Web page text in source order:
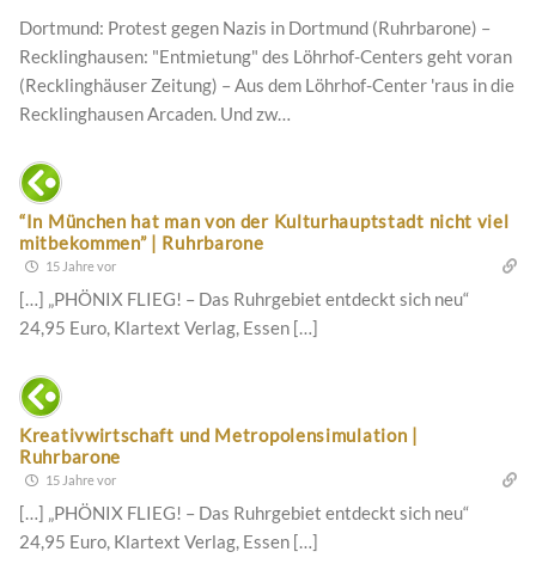
Dortmund: Protest gegen Nazis in Dortmund (Ruhrbarone) –
Recklinghausen: "Entmietung" des Löhrhof-Centers geht voran
(Recklinghäuser Zeitung) – Aus dem Löhrhof-Center 'raus in die
Recklinghausen Arcaden. Und zw…
“In München hat man von der Kulturhauptstadt nicht viel
mitbekommen” | Ruhrbarone
15 Jahre vor
[…] „PHÖNIX FLIEG! – Das Ruhrgebiet entdeckt sich neu“
24,95 Euro, Klartext Verlag, Essen […]
Kreativwirtschaft und Metropolensimulation |
Ruhrbarone
15 Jahre vor
[…] „PHÖNIX FLIEG! – Das Ruhrgebiet entdeckt sich neu“
24,95 Euro, Klartext Verlag, Essen […]